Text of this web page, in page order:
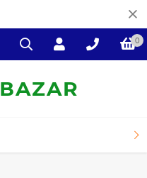
0
ВAZAR